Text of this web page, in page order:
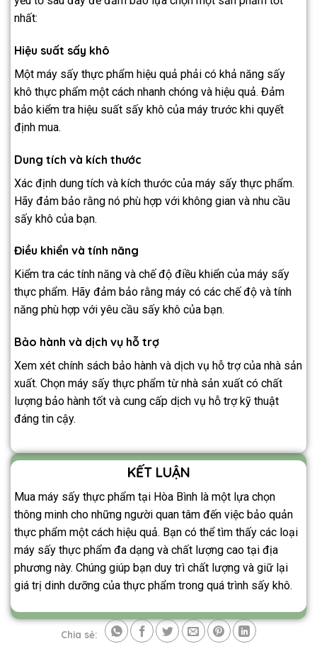
nhất:
Hiệu suất sấy khô
Một máy sấy thực phẩm hiệu quả phải có khả năng sấy
khô thực phẩm một cách nhanh chóng và hiệu quả. Đảm
bảo kiểm tra hiệu suất sấy khô của máy trước khi quyết
định mua.
Dung tích và kích thước
Xác định dung tích và kích thước của máy sấy thực phẩm.
Hãy đảm bảo rằng nó phù hợp với không gian và nhu cầu
sấy khô của bạn.
Điều khiển và tính năng
Kiểm tra các tính năng và chế độ điều khiển của máy sấy
thực phẩm. Hãy đảm bảo rằng máy có các chế độ và tính
năng phù hợp với yêu cầu sấy khô của bạn.
Bảo hành và dịch vụ hỗ trợ
Xem xét chính sách bảo hành và dịch vụ hỗ trợ của nhà sản
xuất. Chọn máy sấy thực phẩm từ nhà sản xuất có chất
lượng bảo hành tốt và cung cấp dịch vụ hỗ trợ kỹ thuật
đáng tin cậy.
KẾT LUẬN
Mua máy sấy thực phẩm tại Hòa Bình là một lựa chọn
thông minh cho những người quan tâm đến việc bảo quản
thực phẩm một cách hiệu quả. Bạn có thể tìm thấy các loại
máy sấy thực phẩm đa dạng và chất lượng cao tại địa
phương này. Chúng giúp bạn duy trì chất lượng và giữ lại
giá trị dinh dưỡng của thực phẩm trong quá trình sấy khô.
Chia sẻ: